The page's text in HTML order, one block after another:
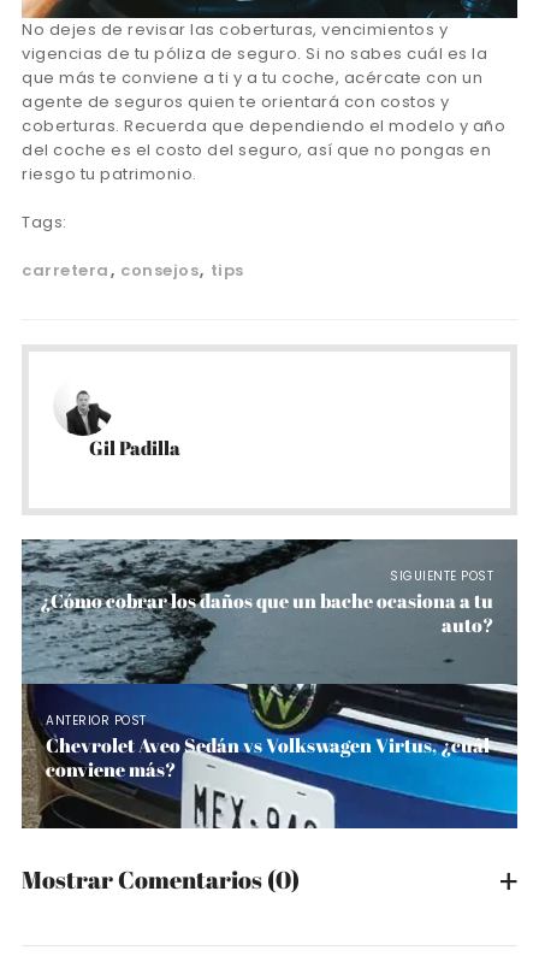
No dejes de revisar las coberturas, vencimientos y
vigencias de tu póliza de seguro. Si no sabes cuál es la
que más te conviene a ti y a tu coche, acércate con un
agente de seguros quien te orientará con costos y
coberturas. Recuerda que dependiendo el modelo y año
del coche es el costo del seguro, así que no pongas en
riesgo tu patrimonio.
Tags:
carretera consejos tips
Gil Padilla
SIGUIENTE POST
¿Cómo cobrar los daños que un bache ocasiona a tu
auto?
ANTERIOR POST
Chevrolet Aveo Sedán vs Volkswagen Virtus, ¿cuál
conviene más?
Mostrar Comentarios(0)